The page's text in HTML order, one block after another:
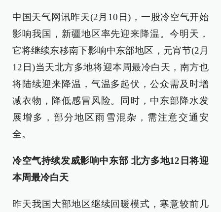
中国天气网讯昨天(2月10日)，一股冷空气开始
影响我国，新疆地区率先迎来降温。今明天，
它将继续东移南下影响中东部地区，元宵节(2月
12日)当天北方多地将迎本周最冷白天，南方也
将陆续迎来降温，气温多起伏，公众需及时增
减衣物，降低感冒风险。同时，中东部降水发
展增多，部分地区雨雪混杂，需注意交通安
全。
冷空气持续发威影响中东部 北方多地12日将迎
本周最冷白天
昨天我国大部地区继续回暖模式，寒意较前几